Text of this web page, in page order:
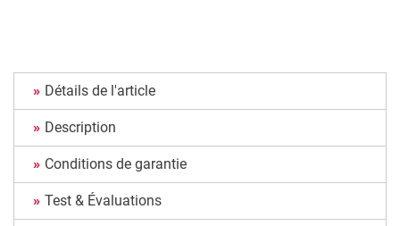
Détails de l'article
Description
Conditions de garantie
Test & Évaluations